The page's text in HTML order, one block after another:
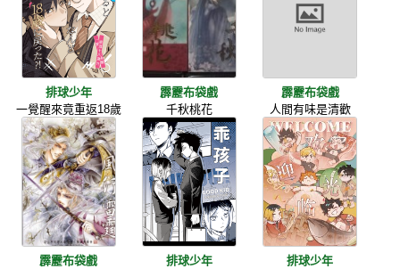
排球少年
一覺醒來竟重返18歲
霹靂布袋戲
千秋桃花
霹靂布袋戲
人間有味是清歡
霹靂布袋戲
排球少年
排球少年